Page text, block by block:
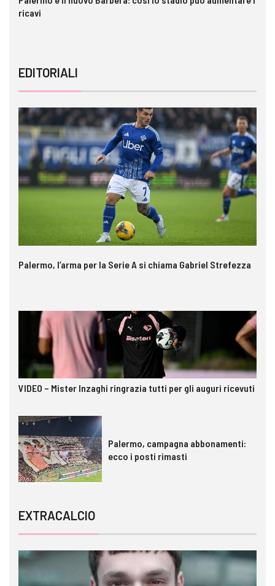
ricavi
EDITORIALI
Palermo, l’arma per la Serie A si chiama Gabriel Strefezza
VIDEO – Mister Inzaghi ringrazia tutti per gli auguri ricevuti
Palermo, campagna abbonamenti:
ecco i posti rimasti
EXTRACALCIO